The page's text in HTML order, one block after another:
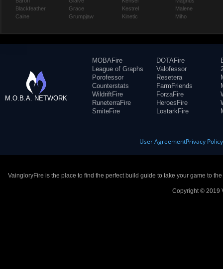
Blackfeather
Caine
Grace
Grumpjaw
Kestrel
Kinetic
Malene
Miho
M.O.B.A. NETWORK
MOBAFire
League of Graphs
Porofessor
Counterstats
WildriftFire
RuneterraFire
SmiteFire
DOTAFire
Valofessor
Resetera
FarmFriends
ForzaFire
HeroesFire
LostarkFire
User AgreementPrivacy Policy
VaingloryFire is the place to find the perfect build guide to take your game to
Copyright © 2019